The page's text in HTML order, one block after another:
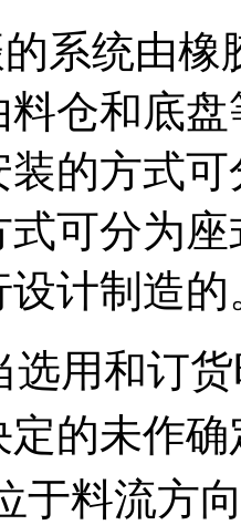
系统由橡
料仓和底
的方式
可分为
设计制造的
选用和订
的未作
于料流方